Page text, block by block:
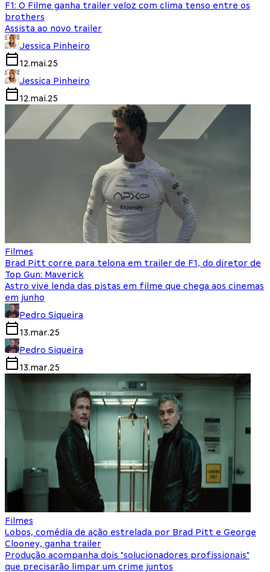
F1: O Filme ganha trailer veloz com clima tenso entre os
brothers
Assista ao novo trailer
Jessica Pinheiro
12.mai.25
Jessica Pinheiro
12.mai.25
Filmes
Brad Pitt corre para telona em trailer de F1, do diretor de
Top Gun: Maverick
Astro vive lenda das pistas em filme que chega aos cinemas
em junho
Pedro Siqueira
13.mar.25
Pedro Siqueira
13.mar.25
Filmes
Lobos, comédia de ação estrelada por Brad Pitt e George
Clooney, ganha trailer
Produção acompanha dois "solucionadores profissionais"
que precisarão limpar um crime juntos